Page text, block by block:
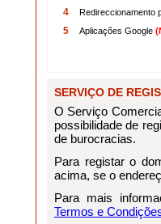
4 Redireccionamento
5 Aplicações Google
SERVIÇO DE
O Serviço
possibilidade de
de burocracias.
Para registar o
acima, se o
Para mais
Termos e